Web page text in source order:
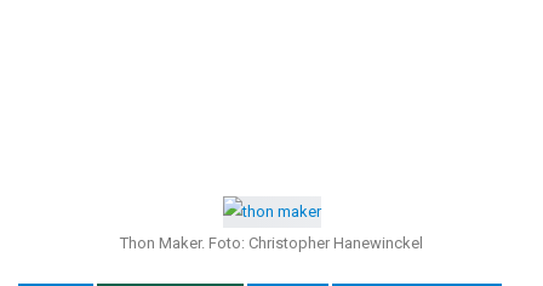
Thon Maker. Foto: Christopher Hanewinckel